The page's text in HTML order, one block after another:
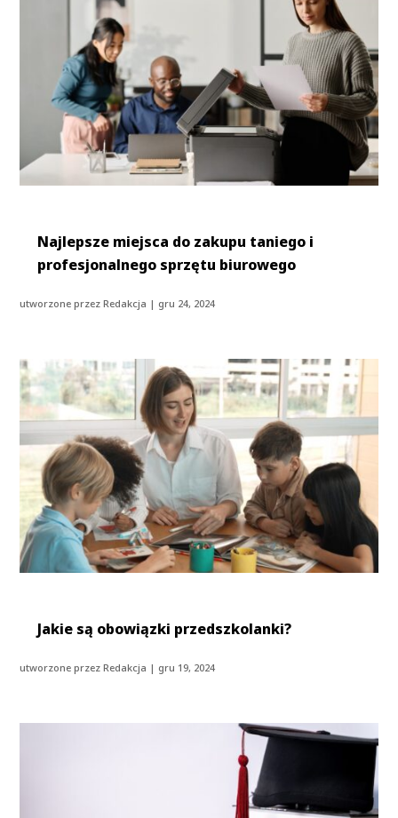
Najlepsze miejsca do zakupu taniego i
profesjonalnego sprzętu biurowego
utworzone przezRedakcja | gru 24, 2024
Jakie są obowiązki przedszkolanki?
utworzone przezRedakcja | gru 19, 2024